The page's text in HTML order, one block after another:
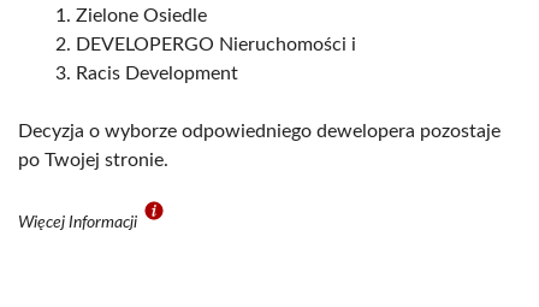
Zielone Osiedle
DEVELOPERGO Nieruchomości i
Racis Development
Decyzja o wyborze odpowiedniego dewelopera pozostaje
po Twojej stronie.
Więcej Informacji